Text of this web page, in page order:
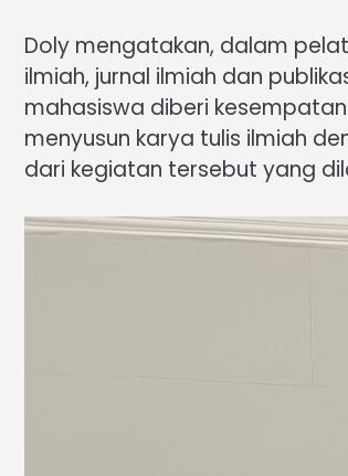
Doly mengatakan, dalam
ilmiah, jurnal ilmiah dan
mahasiswa diberi
menyusun karya tulis ilmiah
dari kegiatan tersebut yang